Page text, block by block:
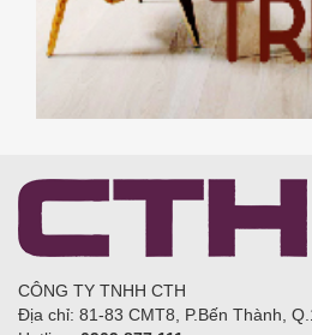
CÔNG TY TNHH CTH
Địa chỉ: 81-83 CMT8, P.Bến Thành,